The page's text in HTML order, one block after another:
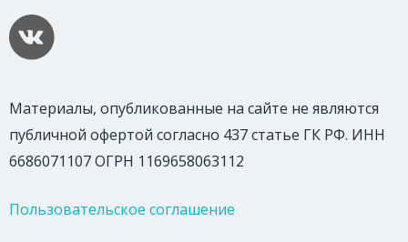
Материалы, опубликованные на сайте не являются
публичной офертой согласно 437 статье ГК РФ. ИНН
6686071107 ОГРН 1169658063112
Пользовательское соглашение